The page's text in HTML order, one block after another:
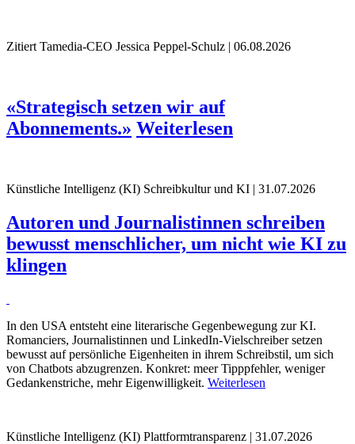
Zitiert Tamedia-CEO Jessica Peppel-Schulz | 06.08.2026
«Strategisch setzen wir auf
Abonnements.» Weiterlesen
Künstliche Intelligenz (KI) Schreibkultur und KI | 31.07.2026
Autoren und Journalistinnen schreiben
bewusst menschlicher, um nicht wie KI zu
klingen
In den USA entsteht eine literarische Gegenbewegung zur KI.
Romanciers, Journalistinnen und LinkedIn-Vielschreiber setzen
bewusst auf persönliche Eigenheiten in ihrem Schreibstil, um sich
von Chatbots abzugrenzen. Konkret: meer Tipppfehler, weniger
Gedankenstriche, mehr Eigenwilligkeit. Weiterlesen
Künstliche Intelligenz (KI) Plattformtransparenz | 31.07.2026